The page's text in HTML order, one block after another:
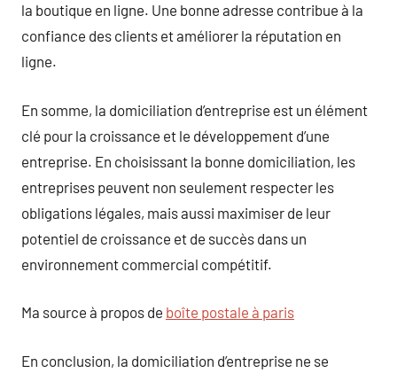
la boutique en ligne. Une bonne adresse contribue à la
confiance des clients et améliorer la réputation en
ligne.
En somme, la domiciliation d’entreprise est un élément
clé pour la croissance et le développement d’une
entreprise. En choisissant la bonne domiciliation, les
entreprises peuvent non seulement respecter les
obligations légales, mais aussi maximiser de leur
potentiel de croissance et de succès dans un
environnement commercial compétitif.
Ma source à propos de boîte postale à paris
En conclusion, la domiciliation d’entreprise ne se